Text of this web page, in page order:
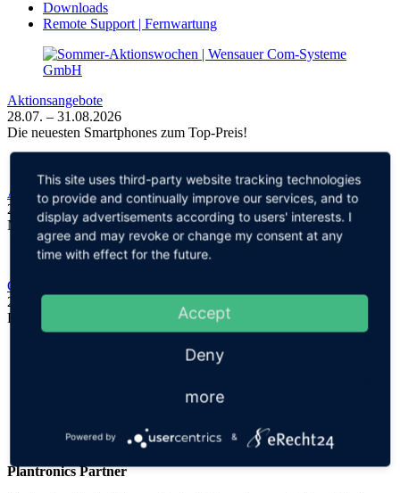
Downloads
Remote Support | Fernwartung
Aktionsangebote
28.07. – 31.08.2026
Die neuesten Smartphones zum Top-Preis!
Apple Aktion
20.07. – 31.08.2026
Neues iPhone wählen und Unlimited Vorteil sichern!
Cloud Computing mit TerraCloud
27.05.2026
Ein starker Partner für moderne Computer-Lösungen
Plantronics Partner
This site uses third-party website tracking technologies
to provide and continually improve our services, and to
display advertisements according to users' interests. I
agree and may revoke or change my consent at any
time with effect for the future.
Accept
Deny
more
Powered by &